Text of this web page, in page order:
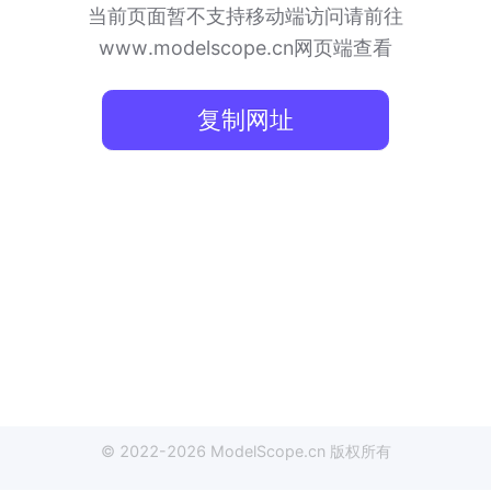
当前页面暂不支持移动端访问请前往
www.modelscope.cn网页端查看
复制网址
© 2022-2026 ModelScope.cn 版权所有